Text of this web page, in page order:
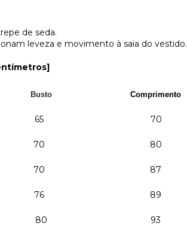
de seda.
leveza e movimento à saia do vestido.
Busto Comprimento
65 70
70 80
70 87
76 89
80 93